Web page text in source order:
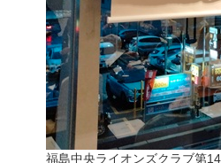
福島中央ライオンズクラブ第